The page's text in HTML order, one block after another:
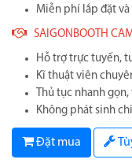
Miễn phí lắp đặt
SAIGONBOOTH
Hỗ trợ trực tuyến,
Kĩ thuật viên
Thủ tục nhanh
Không phát sinh
Đặt mua